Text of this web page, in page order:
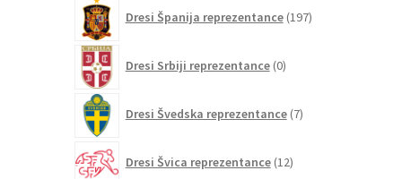
Dresi Španija reprezentance 197izdelkov
Dresi Srbiji reprezentance 0izdelkov
Dresi Švedska reprezentance 7izdelkov
Dresi Švica reprezentance 12izdelkov